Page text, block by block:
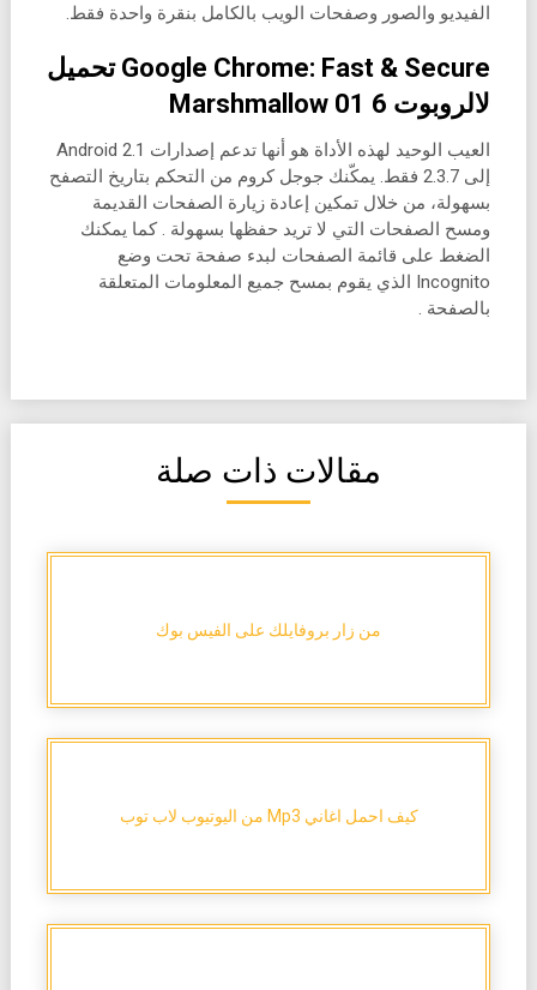
الفيديو والصور وصفحات الويب بالكامل بنقرة واحدة فقط.
Google Chrome: Fast & Secure تحميل
لالروبوت 6 01 Marshmallow
العيب الوحيد لهذه الأداة هو أنها تدعم إصدارات Android 2.1
إلى 2.3.7 فقط. يمكّنك جوجل كروم من التحكم بتاريخ التصفح
بسهولة، من خلال تمكين إعادة زيارة الصفحات القديمة
ومسح الصفحات التي لا تريد حفظها بسهولة . كما يمكنك
الضغط على قائمة الصفحات لبدء صفحة تحت وضع
Incognito الذي يقوم بمسح جميع المعلومات المتعلقة
بالصفحة .
مقالات ذات صلة
من زار بروفايلك على الفيس بوك
كيف احمل اغاني Mp3 من اليوتيوب لاب توب